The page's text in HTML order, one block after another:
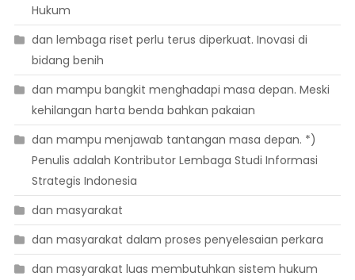
Hukum
dan lembaga riset perlu terus diperkuat. Inovasi di
bidang benih
dan mampu bangkit menghadapi masa depan. Meski
kehilangan harta benda bahkan pakaian
dan mampu menjawab tantangan masa depan. *)
Penulis adalah Kontributor Lembaga Studi Informasi
Strategis Indonesia
dan masyarakat
dan masyarakat dalam proses penyelesaian perkara
dan masyarakat luas membutuhkan sistem hukum